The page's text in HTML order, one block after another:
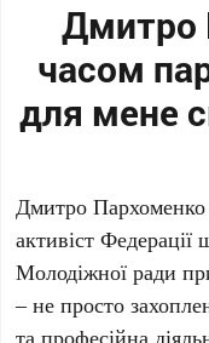
Дмитро
часом
для мене
Дмитро Пархоменко
активіст Федерації
Молодіжної ради
– не просто